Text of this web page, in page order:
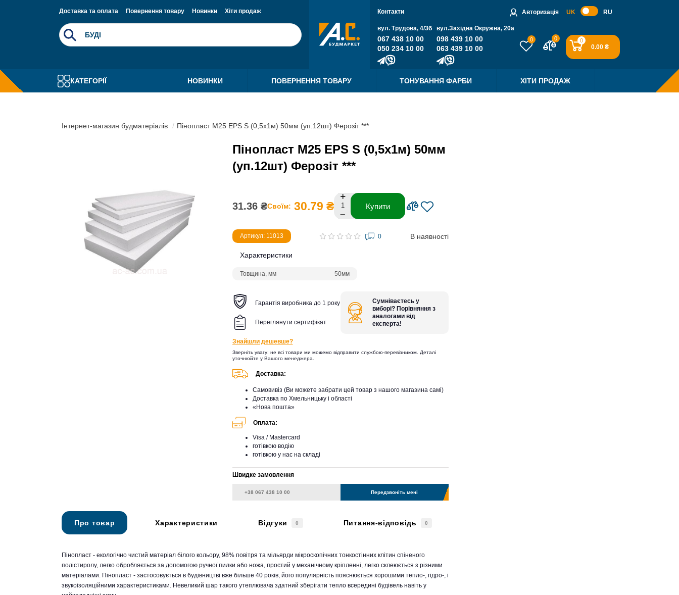
Доставка та оплата Повернення товару Новинки Хіти продаж Контакти Авторизація UK RU
вул. Трудова, 4/3б
067 438 10 00
050 234 10 00
вул.Західна Окружна, 20a
098 439 10 00
063 439 10 00
0 0 0
0.00 ₴
КАТЕГОРІЇ НОВИНКИ ПОВЕРНЕННЯ ТОВАРУ ТОНУВАННЯ ФАРБИ ХІТИ ПРОДАЖ
Інтернет-магазин будматеріалів Пінопласт М25 EPS S (0,5х1м) 50мм (уп.12шт) Ферозіт ***
Пінопласт М25 EPS S (0,5х1м) 50мм
(уп.12шт) Ферозіт ***
31.36 ₴Своїм: 30.79 ₴ Купити
Артикул: 11013 0 В наявності
Характеристики
Товщина, мм 50мм
Гарантія виробника до 1 року
Переглянути сертифікат
Сумніваєтесь у
виборі? Порівняння з
аналогами від
експерта!
Знайшли дешевше?
Зверніть увагу: не всі товари ми можемо відправити службою-перевізником. Деталі
уточнюйте у Вашого менеджера.
Доставка:
Самовивіз (Ви можете забрати цей товар з нашого магазина самі)
Доставка по Хмельницьку і області
«Нова пошта»
Оплата:
Visa / Mastercard
готівкою водію
готівкою у нас на складі
Швидке замовлення
Передзвоніть мені
Про товар Характеристики Відгуки 0 Питання-відповідь 0
Пінопласт - екологічно чистий матеріал білого кольору, 98% повітря та мільярди мікроскопічних тонкостінних клітин спіненого
полістиролу, легко обробляється за допомогою ручної пилки або ножа, простий у механічному кріпленні, легко склеюється з різними
матеріалами. Пінопласт - застосовується в будівництві вже більше 40 років, його популярність пояснюється хорошими тепло-, гідро-, і
звукоізоляційними характеристиками. Невеликий шар такого утеплювача здатний зберігати тепло всередині будівель навіть у